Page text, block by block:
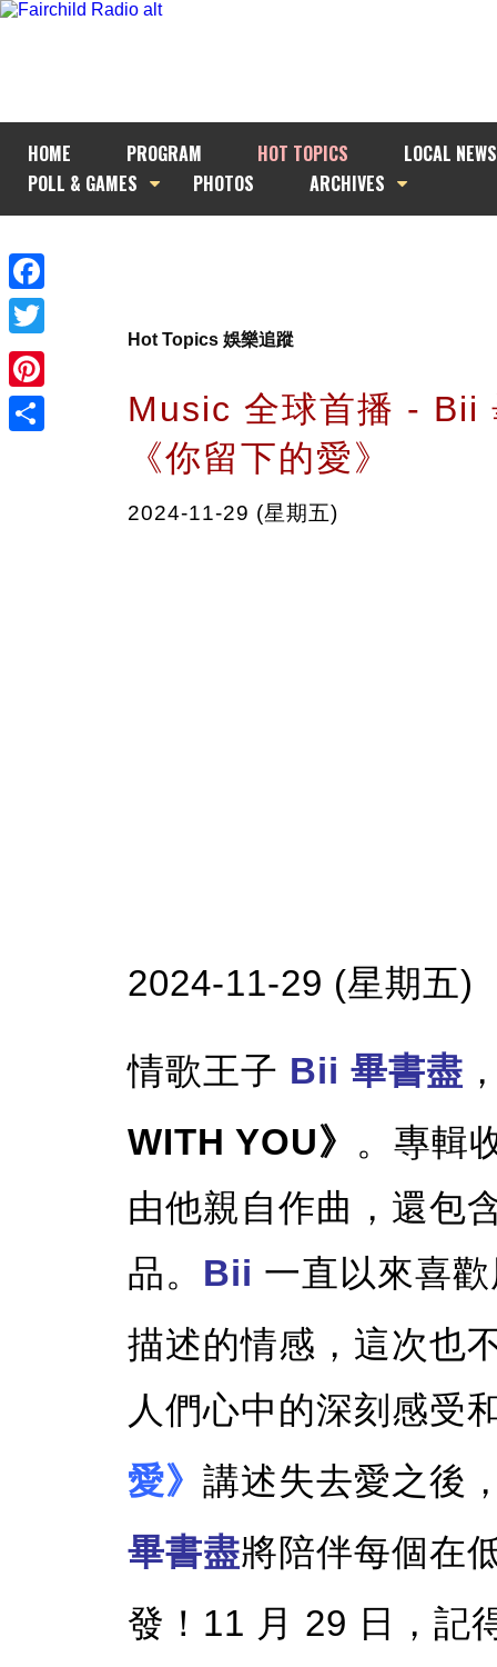
HOME PROGRAM HOT TOPICS
LOCAL NEWS
POLL & GAMES
PHOTOS ARCHIVES
Facebook
Twitter
Pinterest
Hot Topics 娛樂追蹤
Music 全球首播 - Bii
《你留下的愛》
2024-11-29 (星期五)
2024-11-29 (星期五)
情歌王子 Bii 畢書盡
WITH YOU》 。專輯
由他親自作曲，還包
品。 Bii 一直以來喜
描述的情感，這次也
人們心中的深刻感受
愛》 講述失去愛之後
畢書盡將陪伴每個在
發！11 月 29 日，記